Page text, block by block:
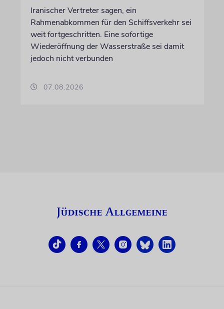
Iranischer Vertreter sagen, ein
Rahmenabkommen für den Schiffsverkehr sei
weit fortgeschritten. Eine sofortige
Wiederöffnung der Wasserstraße sei damit
jedoch nicht verbunden
07.08.2026